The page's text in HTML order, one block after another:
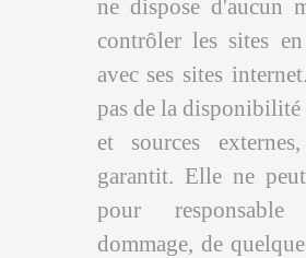
ne dispose d'aucun
contrôler les sites
avec ses sites
pas de la disponibilité
et sources
garantit. Elle ne
pour
dommage, de